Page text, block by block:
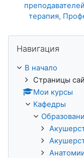
терапия,
Навигация
В начало
Страницы
Мои курсы
Кафедры